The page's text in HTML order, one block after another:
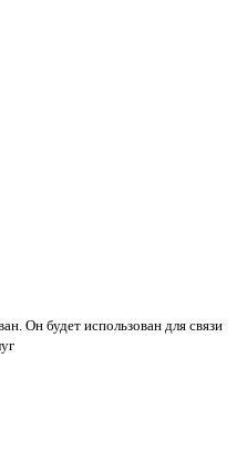
Он будет использован для связи